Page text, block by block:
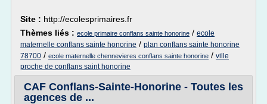
Site : http://ecolesprimaires.fr
Thèmes liés : ecole primaire conflans sainte honorine / ecole
maternelle conflans sainte honorine / plan conflans sainte honorine
78700 / ecole maternelle chennevieres conflans sainte honorine / ville
proche de conflans saint honorine
CAF Conflans-Sainte-Honorine - Toutes les
agences de ...